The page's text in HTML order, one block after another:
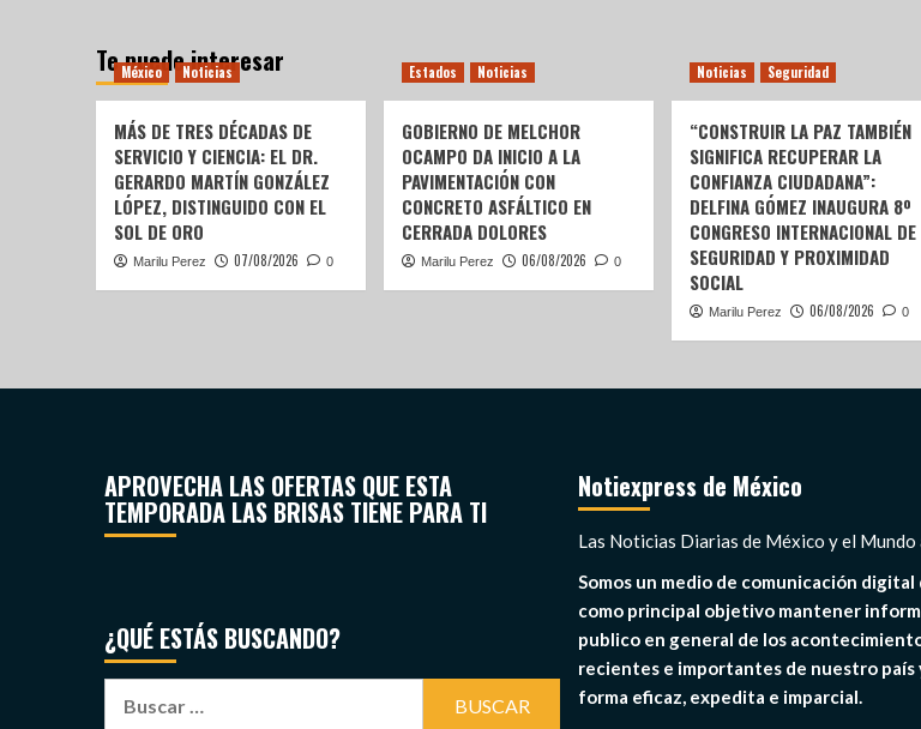
Te puede interesar
México Noticias
MÁS DE TRES DÉCADAS DE
SERVICIO Y CIENCIA: EL DR.
GERARDO MARTÍN GONZÁLEZ
LÓPEZ, DISTINGUIDO CON EL
SOL DE ORO
Marilu Perez 07/08/2026 0
Estados Noticias
GOBIERNO DE MELCHOR
OCAMPO DA INICIO A LA
PAVIMENTACIÓN CON
CONCRETO ASFÁLTICO EN
CERRADA DOLORES
Marilu Perez 06/08/2026 0
Noticias Seguridad
“CONSTRUIR LA PAZ TAMBIÉN
SIGNIFICA RECUPERAR LA
CONFIANZA CIUDADANA”:
DELFINA GÓMEZ INAUGURA 8º
CONGRESO INTERNACIONAL DE
SEGURIDAD Y PROXIMIDAD
SOCIAL
Marilu Perez 06/08/2026 0
APROVECHA LAS OFERTAS QUE ESTA
TEMPORADA LAS BRISAS TIENE PARA TI
¿QUÉ ESTÁS BUSCANDO?
Notiexpress de México
Las Noticias Diarias de México y el Mundo
Somos un medio de comunicación
como principal objetivo mantener
publico en general de los
recientes e importantes de nuestro país
forma eficaz, expedita e imparcial.